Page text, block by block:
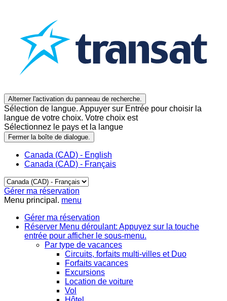
Alterner l'activation du panneau de recherche.
Sélection de langue. Appuyer sur Entrée pour choisir la
langue de votre choix. Votre choix est
Sélectionnez le pays et la langue
Fermer la boîte de dialogue.
Canada (CAD) - English
Canada (CAD) - Français
Gérer ma réservation
Menu principal. menu
Gérer ma réservation
Réserver Menu déroulant: Appuyez sur la touche
entrée pour afficher le sous-menu.
Par type de vacances
Circuits, forfaits multi-villes et Duo
Forfaits vacances
Excursions
Location de voiture
Vol